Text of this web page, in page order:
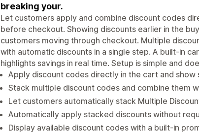
breaking your.
Let customers apply and combine discount codes
before checkout. Showing discounts earlier in the
customers moving through checkout. Multiple
with automatic discounts in a single step. A built-in
highlights savings in real time. Setup is simple and
Apply discount codes directly in the cart and
Stack multiple discount codes and combine them
Let customers automatically stack Multiple
Automatically apply stacked discounts without
Display available discount codes with a built-in